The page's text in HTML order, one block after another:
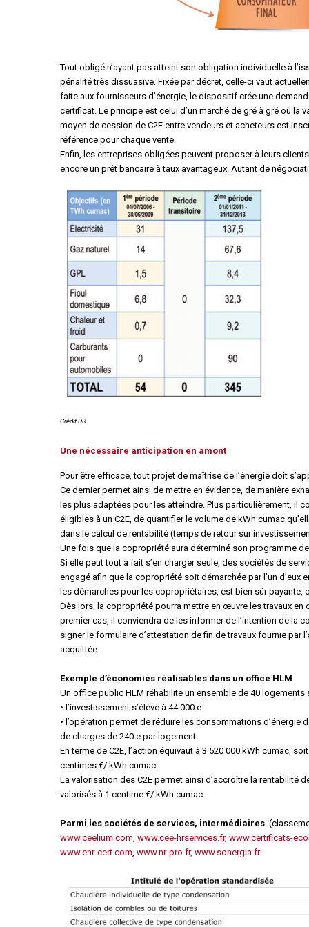
Tout obligé n’ayant pas atteint son obligation individuelle à
pénalité très dissuasive. Fixée par décret, celle-ci vaut
faite aux fournisseurs d’énergie, le dispositif crée une
certificat. Le principe est celui d’un marché de gré à gré où la
moyen de cession de C2E entre vendeurs et acheteurs est
référence pour chaque vente.
Enfin, les entreprises obligées peuvent proposer à leurs
encore un prêt bancaire à taux avantageux. Autant de
Crédit DR
Une nécessaire anticipation en amont
Pour être efficace, tout projet de maîtrise de l’énergie doit
Ce dernier permet ainsi de mettre en évidence, de manière
les plus adaptées pour les atteindre. Plus particulièrement, il
éligibles à un C2E, de quantifier le volume de kWh cumac
dans le calcul de rentabilité (temps de retour sur
Une fois que la copropriété aura déterminé son programme
Si elle peut tout à fait s’en charger seule, des sociétés de
engagé afin que la copropriété soit démarchée par l’un
les démarches pour les copropriétaires, est bien sûr payante,
Dès lors, la copropriété pourra mettre en œuvre les travaux
premier cas, il conviendra de les informer de l’intention de la
signer le formulaire d’attestation de fin de travaux fournie par
acquittée.
Exemple d’économies réalisables dans un office HLM
Un office public HLM réhabilite un ensemble de 40
• l’investissement s’élève à 44 000 e
• l’opération permet de réduire les consommations
de charges de 240 e par logement.
En terme de C2E, l’action équivaut à 3 520 000 kWh cumac,
centimes €/ kWh cumac.
La valorisation des C2E permet ainsi d’accroître la rentabilité
valorisés à 1 centime €/ kWh cumac.
Parmi les sociétés de services, intermédiaires
www.ceelium.com www.cee-hrservices.fr, www.certificats-
www.enr-cert.com www.nr-pro.fr, www.sonergia.fr.